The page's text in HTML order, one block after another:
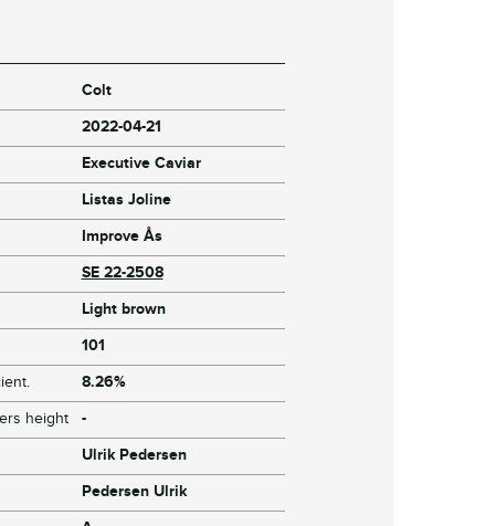
Colt
2022-04-21
Executive Caviar
Listas Joline
Improve Ås
SE 22-2508
Light brown
101
8.26%
height
-
Ulrik Pedersen
Pedersen Ulrik